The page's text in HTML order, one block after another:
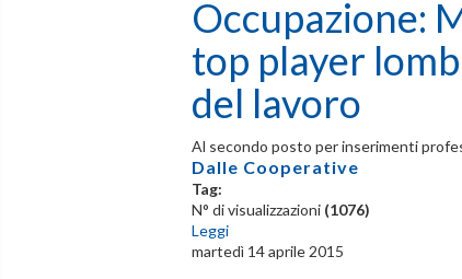
Occupazione:
top player
del lavoro
Al secondo posto per inserimenti
Dalle Cooperative
Tag:
N° di visualizzazioni (1076)
Leggi
martedì 14 aprile 2015